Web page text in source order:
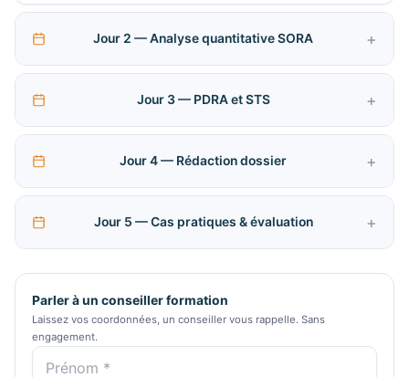
Jour 2 — Analyse quantitative SORA
Jour 3 — PDRA et STS
Jour 4 — Rédaction dossier
Jour 5 — Cas pratiques & évaluation
Parler à un conseiller formation
Laissez vos coordonnées, un conseiller vous rappelle. Sans
engagement.